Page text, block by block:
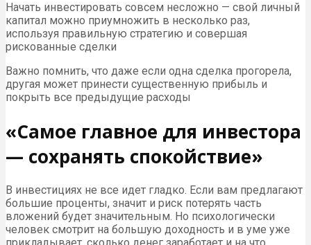
Начать инвестировать совсем несложно — свой личный
капитал можно приумножить в несколько раз,
используя правильную стратегию и совершая
рискованные сделки
Важно помнить, что даже если одна сделка прогорела,
другая может принести существенную прибыль и
покрыть все предыдущие расходы
«Самое главное для инвестора
— сохранять спокойствие»
В инвестициях не все идет гладко. Если вам предлагают
большие проценты, значит и риск потерять часть
вложений будет значительным. Но психологически
человек смотрит на большую доходность и в уме уже